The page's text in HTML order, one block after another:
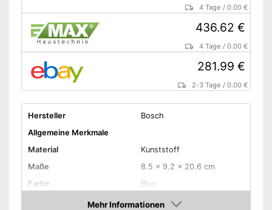
4 Tage /0.00 €
436.62 €
4 Tage /0.00 €
281.99 €
2-3 Tage /0.00 €
Hersteller
Bosch
Allgemeine Merkmale
Material
Kunststoff
Maße
8.5 x 9.2 x 20.6 cm
Farbe
Blau
500 g
Mehr Informationen